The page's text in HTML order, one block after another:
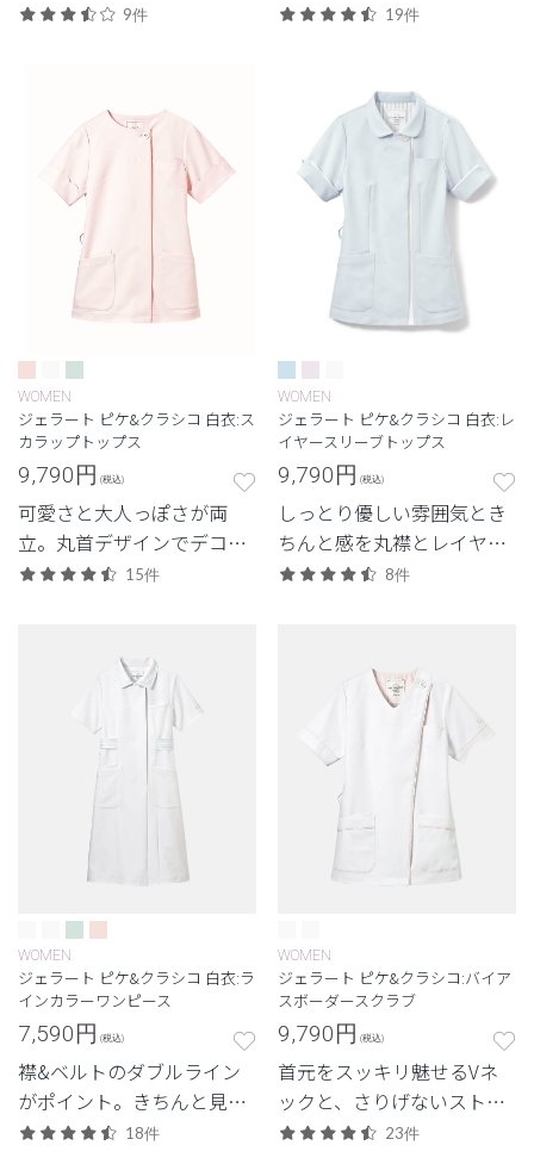
しい見開きタイプのバイン
9件
品さを演出。19件
WOMEN
ジェラート ピケ&クラシコ 白衣:ス
カラップトップス
9,790円 (税込)
可愛さと大人っぽさが両
立。丸首デザインでデコル
テも美しく。15件
WOMEN
ジェラート ピケ&クラシコ 白衣:レ
イヤースリーブトップス
9,790円 (税込)
しっとり優しい雰囲気とき
ちんと感を丸襟とレイヤー
カラーが演出。
8件
WOMEN
ジェラート ピケ&クラシコ 白衣:ラ
インカラーワンピース
7,590円 (税込)
襟&ベルトのダブルライン
がポイント。きちんと見え
で清潔感のある印象に。
18件
WOMEN
ジェラート ピケ&クラシコ:バイア
スボーダースクラブ
9,790円 (税込)
首元をスッキリ魅せるVネ
ックと、さりげないストラ
イプ柄で好感度UP。
23件